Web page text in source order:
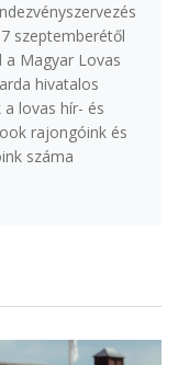
szeptemberétől
a Magyar Lovas
hivatalos
lovas hír- és
rajongóink és
száma